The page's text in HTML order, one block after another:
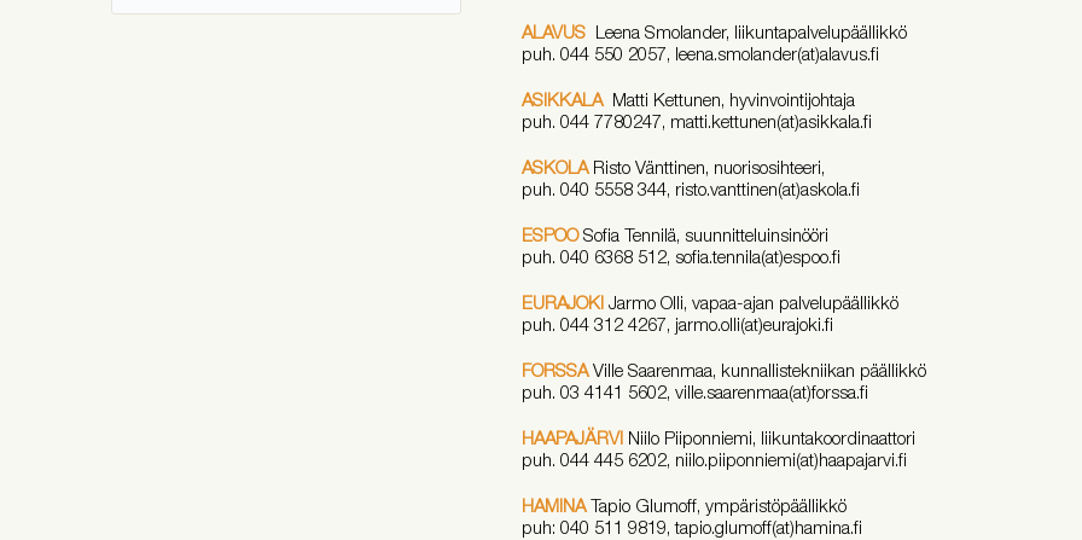
ALAVUS Leena Smolander, liikuntapalvelupäällikkö
puh. 044 550 2057, leena.smolander(at)alavus.fi
ASIKKALA Matti Kettunen, hyvinvointijohtaja
puh. 044 7780247, matti.kettunen(at)asikkala.fi
ASKOLA Risto Vänttinen, nuorisosihteeri,
puh. 040 5558 344, risto.vanttinen(at)askola.fi
ESPOOSofia Tennilä, suunnitteluinsinööri
puh. 040 6368 512, sofia.tennila(at)espoo.fi
EURAJOKI Jarmo Olli, vapaa-ajan palvelupäällikkö
puh. 044 312 4267, jarmo.olli(at)eurajoki.fi
FORSSAVille Saarenmaa, kunnallistekniikan päällikkö
puh. 03 4141 5602, ville.saarenmaa(at)forssa.fi
HAAPAJÄRVI Niilo Piiponniemi, liikuntakoordinaattori
puh. 044 445 6202, niilo.piiponniemi(at)haapajarvi.fi
HAMINA Tapio Glumoff, ympäristöpäällikkö
puh: 040 511 9819, tapio.glumoff(at)hamina.fi